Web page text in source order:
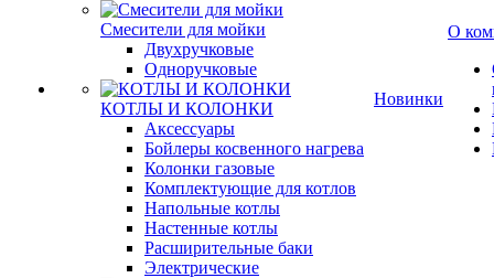
Смесители для мойки
Двухручковые
Одноручковые
КОТЛЫ И КОЛОНКИ
Аксессуары
Бойлеры косвенного нагрева
Колонки газовые
Комплектующие для котлов
Напольные котлы
Настенные котлы
Расширительные баки
Электрические
Новинки
О